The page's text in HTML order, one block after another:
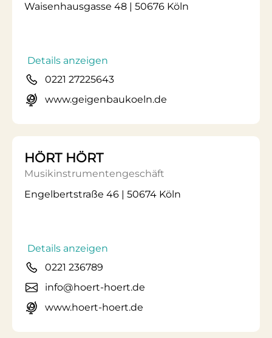
Waisenhausgasse 48 | 50676 Köln
Details anzeigen
0221 27225643
www.geigenbaukoeln.de
HÖRT HÖRT
Musikinstrumentengeschäft
Engelbertstraße 46 | 50674 Köln
Details anzeigen
0221 236789
info@hoert-hoert.de
www.hoert-hoert.de